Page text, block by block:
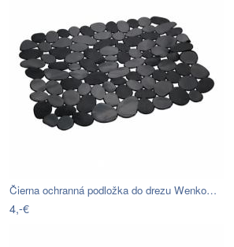
Čierna ochranná podložka do drezu Wenko…
4,-€